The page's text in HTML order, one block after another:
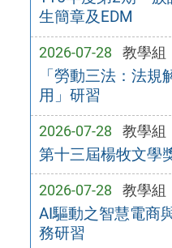
生簡章及EDM
2026-07-28 教學組
「勞動三法：法規
用」研習
2026-07-28 教學組
第十三屆楊牧文學
2026-07-28 教學組
AI驅動之智慧電商
務研習